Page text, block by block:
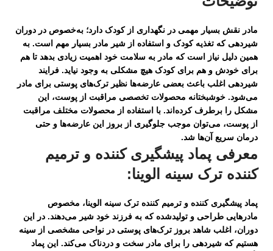
مادر نقش بسیار مهمی در نگهداری از کودک دارد؛ به‌خصوص در دوران
شیردهی که تغذیه کودک و استفاده از شیر مادر بسیار مهم است. به
همین دلیل نیاز است که مادر به سلامت خود اهمیت زیادی بدهد تا هم
برای خودش و هم برای کودک هیچ مشکلی به وجود نیاید. فرایند
شیردهی اغلب باعث بعضی عارضه‌ها نظیر ترک‌های پوستی برای مادر
می‌شود. خوشبختانه محصولات تخصصی مراقبت از پوست، این
مشکل را برطرف کرده‌اند. با استفاده از محصولات مختلف مراقبت
از پوست، می‌توان موجب جلوگیری از بروز این عارضه‌ها و حتی
درمان سریع آن‌ها شد.
معرفی پماد پیشگیری کننده و ترمیم
کننده ترک سینه الوینا:
پماد پیشگیری کننده و ترمیم کننده ترک سینه الوینا، مخصوص
مادرهایی طراحی و تولیدشده که به فرزند خود شیر می‌دهند. در این
دوران، اغلب شاهد بروز ترک‌های پوستی در نواحی مشخصی از سینه
هستیم که شیردهی را برای مادر سخت و دردناک می‌کند. این پماد